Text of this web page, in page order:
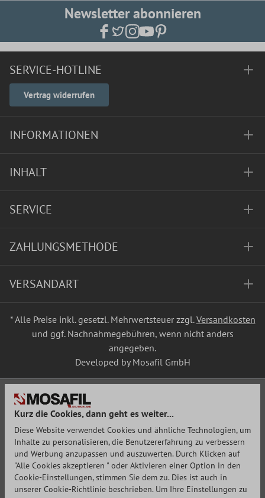
Newsletter abonnieren
SERVICE-HOTLINE
Vertrag widerrufen
INFORMATIONEN
INHALT
SERVICE
ZAHLUNGSMETHODE
VERSANDART
* Alle Preise inkl. gesetzl. Mehrwertsteuer zzgl.Versandkosten
und ggf. Nachnahmegebühren, wenn nicht anders
angegeben.
Developed by Mosafil GmbH
Kurz die Cookies, dann geht es weiter...
Diese Website verwendet Cookies und ähnliche Technologien, um
Inhalte zu personalisieren, die Benutzererfahrung zu verbessern
und Werbung anzupassen und auszuwerten. Durch Klicken auf
"Alle Cookies akzeptieren " oder Aktivieren einer Option in den
Cookie-Einstellungen, stimmen Sie dem zu. Dies ist auch in
unserer Cookie-Richtlinie beschrieben. Um Ihre Einstellungen zu